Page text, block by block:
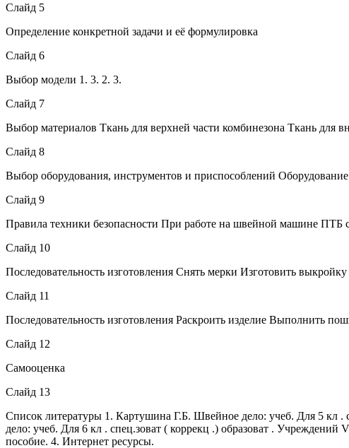
Слайд 5
Определение конкретной задачи и её формулировка
Слайд 6
Выбор модели 1. 3. 2. 3.
Слайд 7
Выбор материалов Ткань для верхней части комбинезона Ткань
Слайд 8
Выбор оборудования, инструментов и приспособлений
Слайд 9
Правила техники безопасности При работе на швейной машине
Слайд 10
Последовательность изготовления Снять мерки Изготовить выкройку
Слайд 11
Последовательность изготовления Раскроить изделие Выполнить
Слайд 12
Самооценка
Слайд 13
Список литературы 1. Картушина Г.Б. Швейное дело: учеб. Для 5 кл
дело: учеб. Для 6 кл . спец.зоват ( коррекц .) образоват .
пособие. 4. Интернет ресурсы.